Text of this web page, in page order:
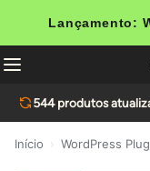
Lançamento:
544produtos
Início WordPress